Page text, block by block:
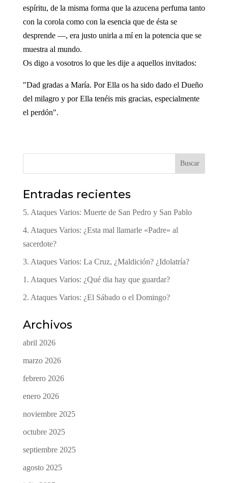
espíritu, de la misma forma que la azucena perfuma tanto
con la corola como con la esencia que de ésta se
desprende —, era justo unirla a mí en la potencia que se
muestra al mundo.
Os digo a vosotros lo que les dije a aquellos invitados:
"Dad gradas a María. Por Ella os ha sido dado el Dueño
del milagro y por Ella tenéis mis gracias, especialmente
el perdón".
Buscar
Entradas recientes
5. Ataques Varios: Muerte de San Pedro y San Pablo
4. Ataques Varios: ¿Esta mal llamarle «Padre» al
sacerdote?
3. Ataques Varios: La Cruz, ¿Maldición? ¿Idolatría?
1. Ataques Varios: ¿Qué dia hay que guardar?
2. Ataques Varios: ¿El Sábado o el Domingo?
Archivos
abril 2026
marzo 2026
febrero 2026
enero 2026
noviembre 2025
octubre 2025
septiembre 2025
agosto 2025